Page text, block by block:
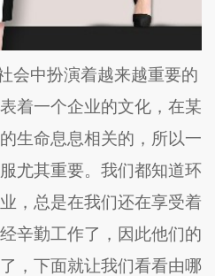
会中扮演着越来越重要的
着一个企业的文化，在某
生命息息相关的，所以一
尤其重要。我们都知道环
，总是在我们还在享受着
辛勤工作了，因此他们的
，下面就让我们看看由哪